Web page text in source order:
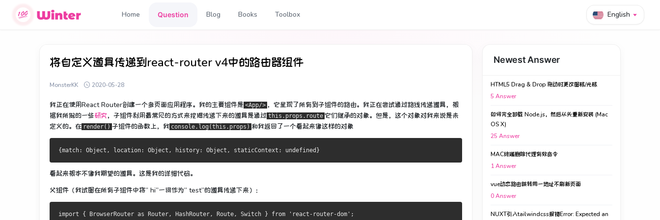
Home Question Blog Books Toolbox English
将自定义道具传递到react-router v4中的路由器组件
MonsterKK 2020-05-28
我正在使用React Router创建一个多页面应用程序。 我的主要组件是 <App/> ，它呈现了所有到子组件的路由。 我正在尝试通过路线传递道具，根
据我所做的一些研究，子组件利用最常见的方式来挖掘传递下来的道具是通过 this.props.route 它们继承的对象。 但是，这个对象对我来说是未
定义的。 在 render() 子组件的函数上，我 console.log(this.props) 和我返回了一个看起来像这样的对象
{match: Object , location: Object , history: Object , staticContext : undefined }
看起来根本不像我期望的道具。 这是我的详细代码。
父组件（我试图在所有子组件中将“ hi”一词作为“ test”的道具传递下来）：
import { BrowserRouter as Router, HashRouter, Route, Switch } from 'react-router-dom' ;
Newest Answer
HTML5 Drag & Drop 拖动时更改图标/光标
5 Answer
如何完全卸载 Node.js，然后从头重新安装 (Mac
OS X)
25 Answer
MAC终端删除代理有效命令
1Answer
vue动态路由跳转同一地址不刷新页面
0Answer
NUXT引入tailwindcss报错Error: Expected an